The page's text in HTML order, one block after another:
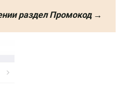
раздел Промокод →